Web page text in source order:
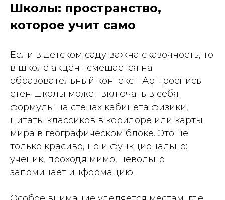
Школы: пространство,
которое учит само
Если в детском саду важна сказочность, то
в школе акцент смещается на
образовательный контекст. Арт-роспись
стен школы может включать в себя
формулы на стенах кабинета физики,
цитаты классиков в коридоре или карты
мира в географическом блоке. Это не
только красиво, но и функционально:
ученик, проходя мимо, невольно
запоминает информацию.